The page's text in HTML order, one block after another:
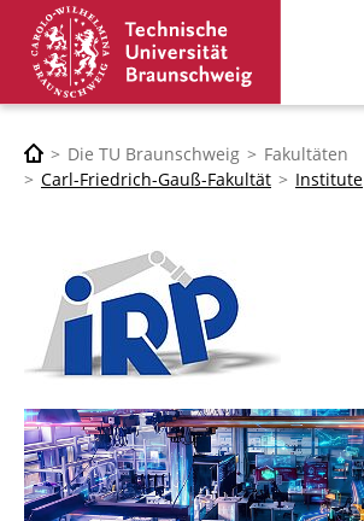
Die TU Braunschweig
Fakultäten
Carl-Friedrich-Gauß-Fakultät
Institute